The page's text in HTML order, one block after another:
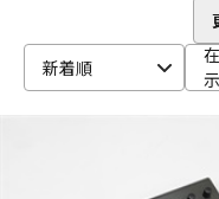
DTM オンライン
CME PRO
CRYPTON
GATOR
新着順
示